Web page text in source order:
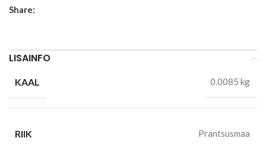
Share:
LISAINFO
KAAL 0.0085 kg
RIIK Prantsusmaa